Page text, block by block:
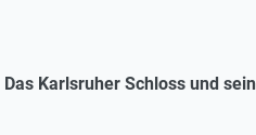
Das Karlsruher Schloss und